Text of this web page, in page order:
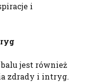
i
jest również
zdrady i intryg.